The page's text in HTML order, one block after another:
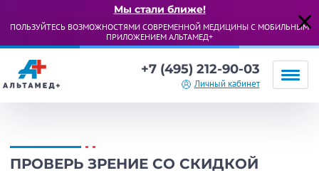
Мы стали ближе!
ПОЛЬЗУЙТЕСЬ ВОЗМОЖНОСТЯМИ СОВРЕМЕННОЙ МЕДИЦИНЫ С МОБИЛЬНЫМ
ПРИЛОЖЕНИЕМ АЛЬТАМЕД+
+7 (495) 212-90-03
Личный кабинет
ПРОВЕРЬ ЗРЕНИЕ СО СКИДКОЙ